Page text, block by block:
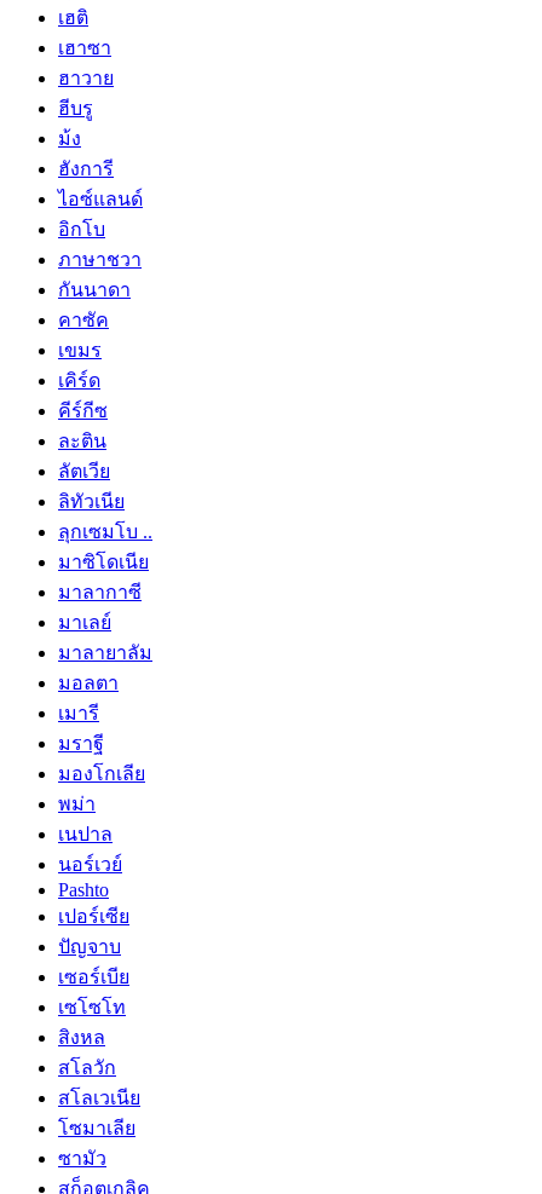
เฮติ
เฮาซา
ฮาวาย
ฮีบรู
ม้ง
ฮังการี
ไอซ์แลนด์
อิกโบ
ภาษาชวา
กันนาดา
คาซัค
เขมร
เคิร์ด
คีร์กีซ
ละติน
ลัตเวีย
ลิทัวเนีย
ลุกเซมโบ ..
มาซิโดเนีย
มาลากาซี
มาเลย์
มาลายาลัม
มอลตา
เมารี
มราฐี
มองโกเลีย
พม่า
เนปาล
นอร์เวย์
Pashto
เปอร์เซีย
ปัญจาบ
เซอร์เบีย
เซโซโท
สิงหล
สโลวัก
สโลเวเนีย
โซมาเลีย
ซามัว
สก็อตเกลิค